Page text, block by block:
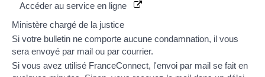
Accéder au service en ligne
Ministère chargé de la justice
Si votre bulletin ne comporte aucune condamnation, il vous
sera envoyé par mail ou par courrier.
Si vous avez utilisé FranceConnect, l'envoi par mail se fait en